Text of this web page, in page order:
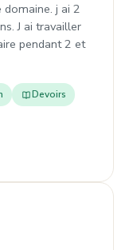
domaine. j ai 2
J ai travailler
pendant 2 et
Devoirs